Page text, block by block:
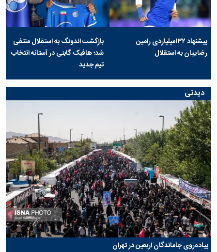
پیشنهاد ۱۳۲میلیاردی رامین
رضاییان به استقلال
بازگشت اندونگ به استقلال منتفی
شد؛ هافبک گابنی در آستانه انتخاب
تیم جدید
دیدنی
پیاده‌روی جاماندگان اربعین در تهران